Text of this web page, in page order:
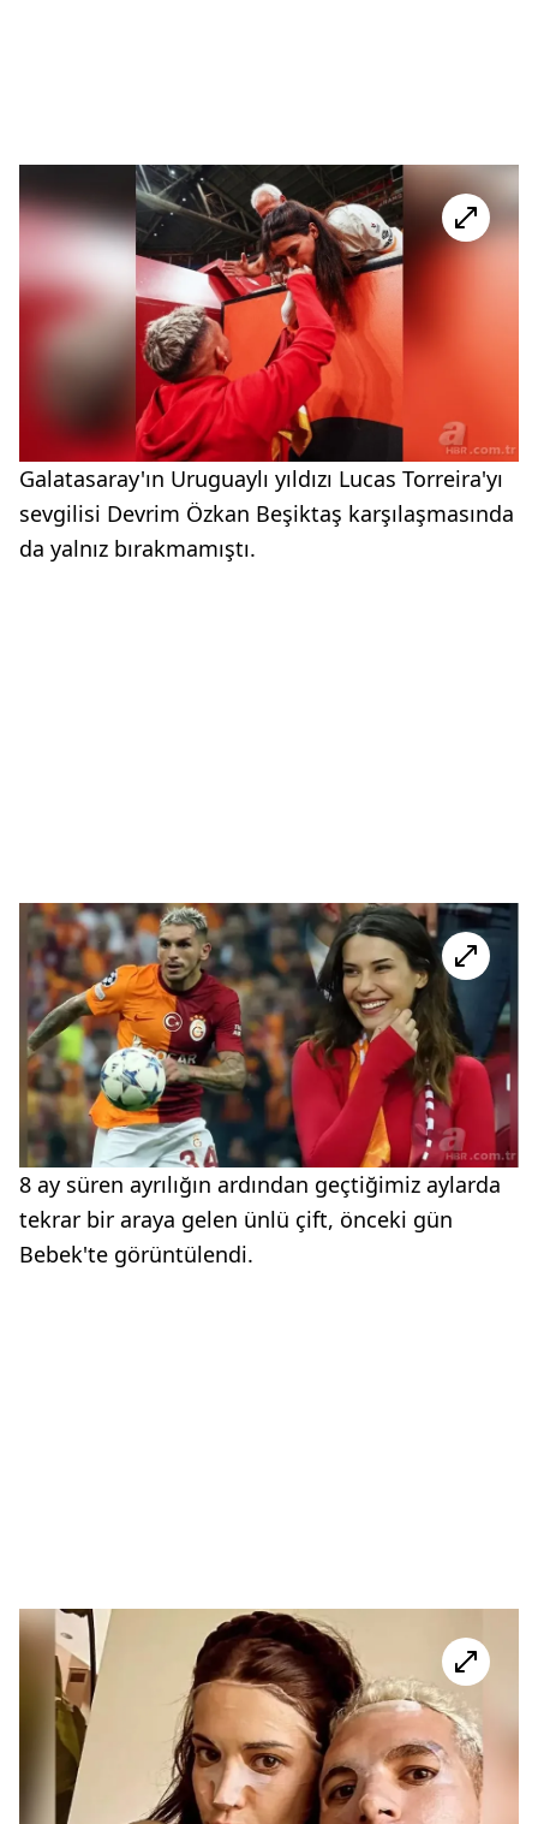
Galatasaray'ın Uruguaylı yıldızı Lucas Torreira'yı
sevgilisi Devrim Özkan Beşiktaş karşılaşmasında
da yalnız bırakmamıştı.
8 ay süren ayrılığın ardından geçtiğimiz aylarda
tekrar bir araya gelen ünlü çift, önceki gün
Bebek'te görüntülendi.